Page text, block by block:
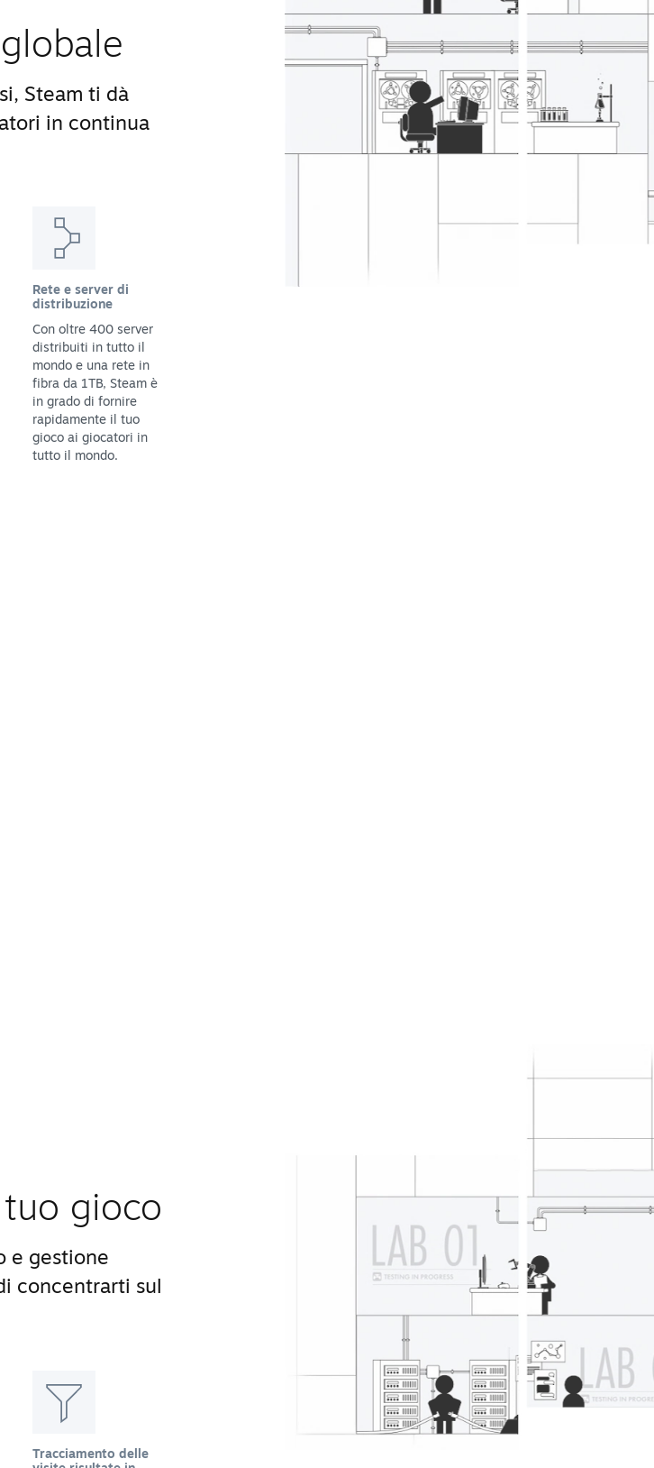
Steam ti dà
in continua
Rete e server di
distribuzione
Con oltre 400 server
distribuiti in tutto il
mondo e una rete in
fibra da 1TB, Steam è
in grado di fornire
rapidamente il tuo
gioco ai giocatori in
tutto il mondo.
gioco
e gestione
concentrarti sul
Tracciamento delle